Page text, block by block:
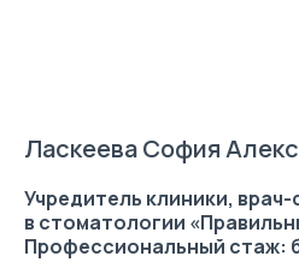
Ласкеева София
Учредитель клиники,
в стоматологии
Профессиональный стаж: